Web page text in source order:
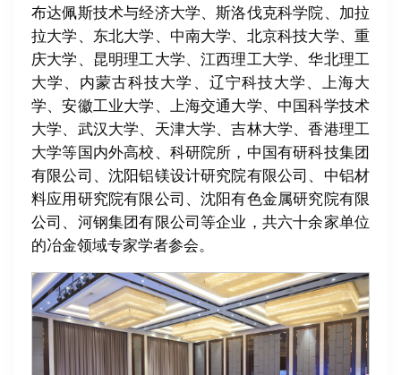
布达佩斯技术与经济大学、斯洛伐克科学院、加拉
拉大学、东北大学、中南大学、北京科技大学、重
庆大学、昆明理工大学、江西理工大学、华北理工
大学、内蒙古科技大学、辽宁科技大学、上海大
学、安徽工业大学、上海交通大学、中国科学技术
大学、武汉大学、天津大学、吉林大学、香港理工
大学等国内外高校、科研院所，中国有研科技集团
有限公司、沈阳铝镁设计研究院有限公司、中铝材
料应用研究院有限公司、沈阳有色金属研究院有限
公司、河钢集团有限公司等企业，共六十余家单位
的冶金领域专家学者参会。